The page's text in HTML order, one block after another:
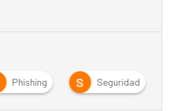
Phishing S Seguridad